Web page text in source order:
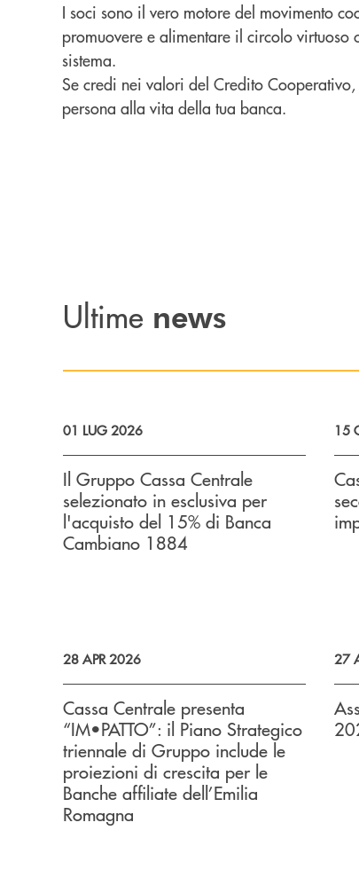
I soci sono il vero motore del movimento
promuovere e alimentare il circolo virtuoso
sistema.
Se credi nei valori del Credito
persona alla vita della tua banca.
Ultime news
01 LUG 2026
Il Gruppo Cassa Centrale
selezionato in esclusiva per
l'acquisto del 15% di Banca
Cambiano 1884
15
28 APR 2026
Cassa Centrale presenta
“IM•PATTO”: il Piano Strategico
triennale di Gruppo include le
proiezioni di crescita per le
Banche affiliate dell’Emilia
Romagna
27